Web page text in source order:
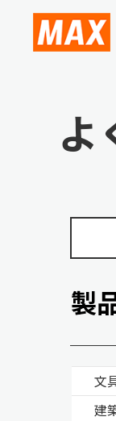
よ
製
文
建